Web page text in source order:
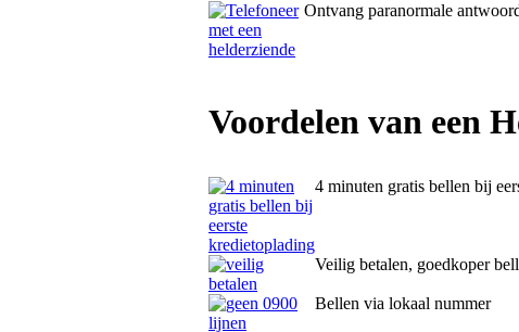
Ontvang paranormale
Voordelen van een
4 minuten gratis bellen bij
Veilig betalen, goedkoper
Bellen via lokaal nummer